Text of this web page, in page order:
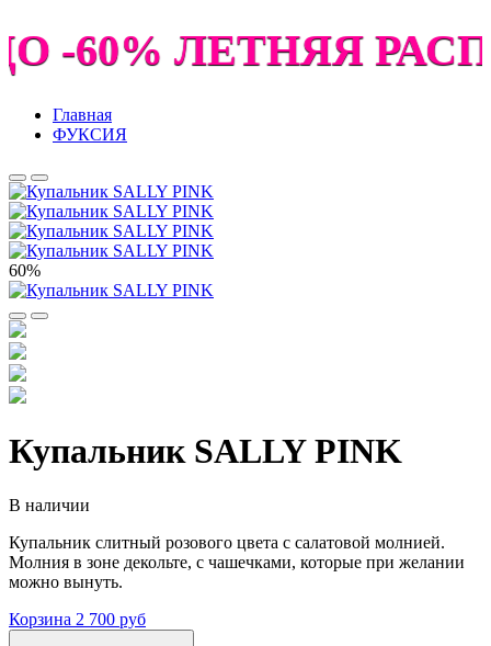
-60% ЛЕТНЯЯ
Главная
ФУКСИЯ
60%
Купальник SALLY PINK
В наличии
Купальник слитный розового цвета с салатовой молнией.
Молния в зоне декольте, с чашечками, которые при желании
можно вынуть.
Корзина 2 700 руб